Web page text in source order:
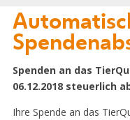
Spenden an das
06.12.2018 steuerlich
Ihre Spende an das